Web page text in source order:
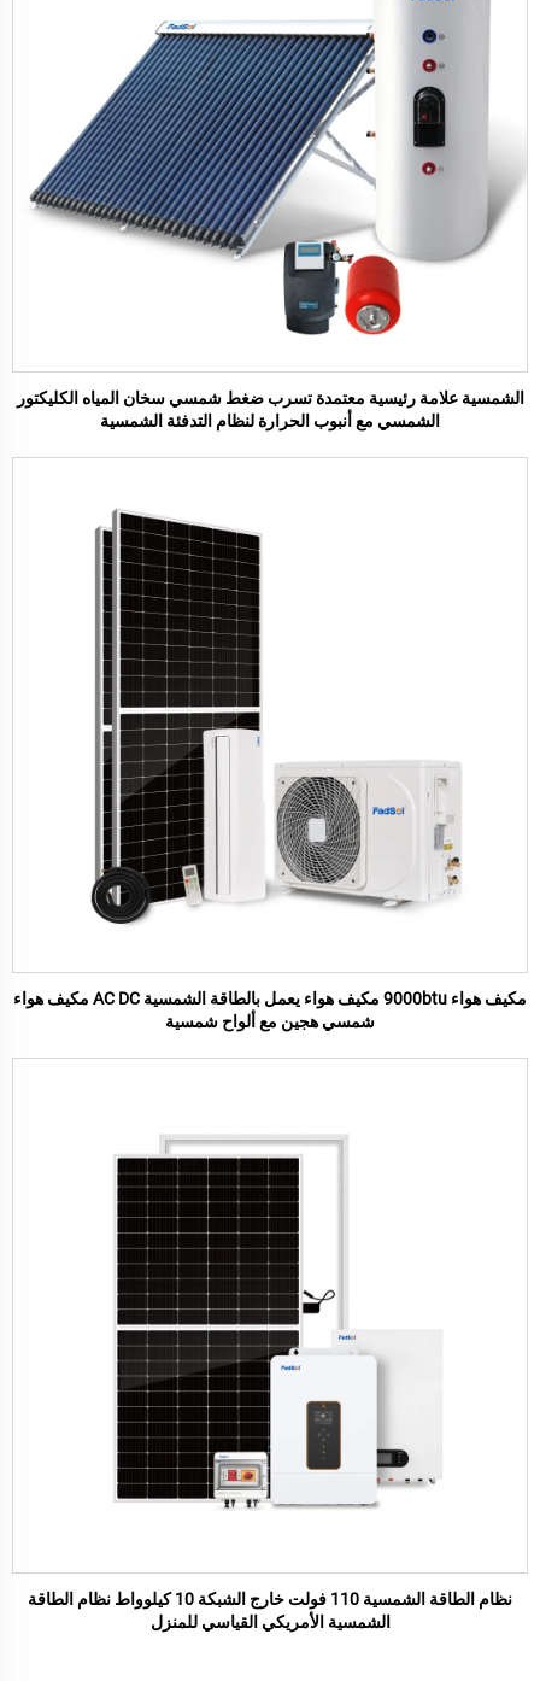
الشمسية علامة رئيسية معتمدة تسرب ضغط شمسي سخان المياه الكليكتور
الشمسي مع أنبوب الحرارة لنظام التدفئة الشمسية
مكيف هواء 9000btu مكيف هواء يعمل بالطاقة الشمسية AC DC مكيف هواء
شمسي هجين مع ألواح شمسية
نظام الطاقة الشمسية 110 فولت خارج الشبكة 10 كيلوواط نظام الطاقة
الشمسية الأمريكي القياسي للمنزل